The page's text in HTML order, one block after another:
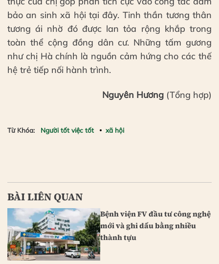
bảo an sinh xã hội tại đây. Tinh thần tương thân
tương ái nhờ đó được lan tỏa rộng khắp trong
toàn thể cộng đồng dân cư. Những tấm gương
như chị Hà chính là nguồn cảm hứng cho các thế
hệ trẻ tiếp nối hành trình.
Nguyên Hương (Tổng hợp)
Từ Khóa: Người tốt việc tốt xã hội
BÀI LIÊN QUAN
Bệnh viện FV đầu tư công nghệ
mới và ghi dấu bằng nhiều
thành tựu